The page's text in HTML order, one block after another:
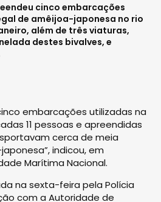
cinco embarcações
de amêijoa-japonesa no rio
além de três viaturas,
destes bivalves, e
embarcações utilizadas na
11 pessoas e apreendidas
cerca de meia
indicou, em
Marítima Nacional.
na sexta-feira pela Polícia
com a Autoridade de